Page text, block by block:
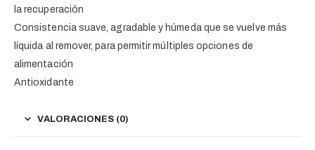
la recuperación
Consistencia suave, agradable y húmeda que se vuelve más
líquida al remover, para permitir múltiples opciones de
alimentación
Antioxidante
VALORACIONES (0)